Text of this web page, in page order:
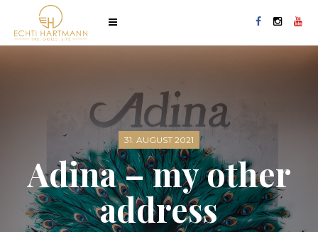
31. AUGUST 2021
Adina – my other
address